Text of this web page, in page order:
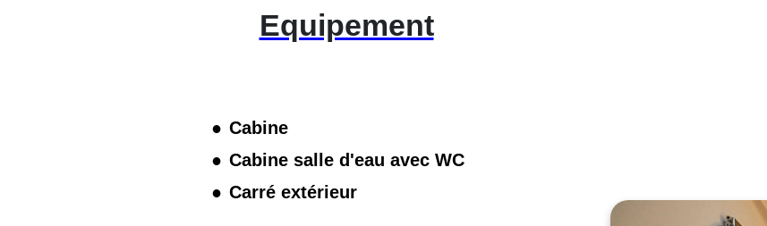
Equipement
Cabine
Cabine salle d'eau avec WC
Carré extérieur